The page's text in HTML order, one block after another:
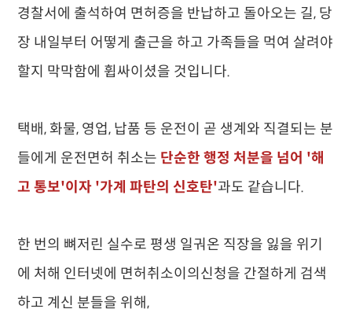
경찰서에 출석하여 면허증을 반납하고 돌아오는 길, 당
장 내일부터 어떻게 출근을 하고 가족들을 먹여 살려야
할지 막막함에 휩싸이셨을 것입니다.
택배, 화물, 영업, 납품 등 운전이 곧 생계와 직결되는 분
들에게 운전면허 취소는 단순한 행정 처분을 넘어 '해
고 통보'이자 '가계 파탄의 신호탄'과도 같습니다.
한 번의 뼈저린 실수로 평생 일궈온 직장을 잃을 위기
에 처해 인터넷에 면허취소이의신청을 간절하게 검색
하고 계신 분들을 위해,